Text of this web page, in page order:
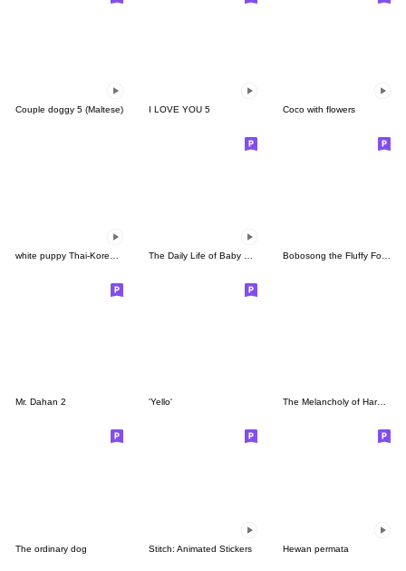
Couple doggy 5 (Maltese) I LOVE YOU 5 Coco with flowers
Bobosong the Fluffy Fox 8
Mr. Dahan 2 'Yello' The Melancholy of Haruhi Suzumiya
The ordinary dog Stitch: Animated Stickers Hewan permata